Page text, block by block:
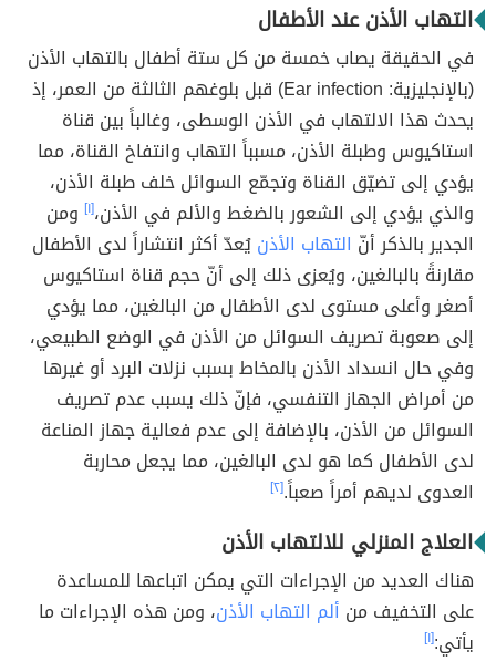
التهاب الأذن عند الأطفال
في الحقيقة يصاب خمسة من كل ستة أطفال بالتهاب الأذن
(بالإنجليزية: Ear infection) قبل بلوغهم الثالثة من العمر، إذ
يحدث هذا الالتهاب في الأذن الوسطى، وغالباً بين قناة
استاكيوس وطبلة الأذن، مسبباً التهاب وانتفاخ القناة، مما
يؤدي إلى تضيّق القناة وتجمّع السوائل خلف طبلة الأذن،
والذي يؤدي إلى الشعور بالضغط والألم في الأذن،[١] ومن
الجدير بالذكر أنّ التهاب الأذنيُعدّ أكثر انتشاراً لدى الأطفال
مقارنةً بالبالغين، ويُعزى ذلك إلى أنّ حجم قناة استاكيوس
أصغر وأعلى مستوى لدى الأطفال من البالغين، مما يؤدي
إلى صعوبة تصريف السوائل من الأذن في الوضع الطبيعي،
وفي حال انسداد الأذن بالمخاط بسبب نزلات البرد أو غيرها
من أمراض الجهاز التنفسي، فإنّ ذلك يسبب عدم تصريف
السوائل من الأذن، بالإضافة إلى عدم فعالية جهاز المناعة
لدى الأطفال كما هو لدى البالغين، مما يجعل محاربة
العدوى لديهم أمراً صعباً.[٢]
العلاج المنزلي للالتهاب الأذن
هناك العديد من الإجراءات التي يمكن اتباعها للمساعدة
على التخفيف من ألم التهاب الأذن، ومن هذه الإجراءات ما
يأتي:[١]